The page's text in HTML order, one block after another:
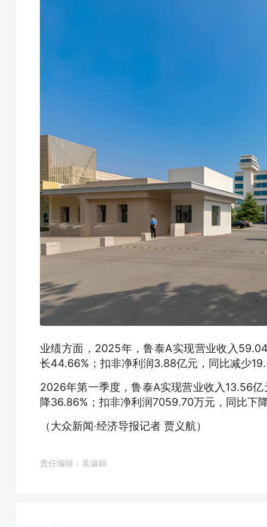
业绩方面，2025年，鲁泰A实现营业收入
长44.66%；扣非净利润3.88亿元，同比减少
2026年第一季度，鲁泰A实现营业收入13.56
降36.86%；扣非净利润7059.70万元，同比下
（大众新闻·经济导报记者 贾义航）
责任编辑：吴淑娟